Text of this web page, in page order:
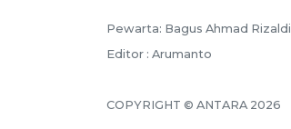
Pewarta: Bagus Ahmad Rizaldi
Editor : Arumanto
COPYRIGHT © ANTARA 2026